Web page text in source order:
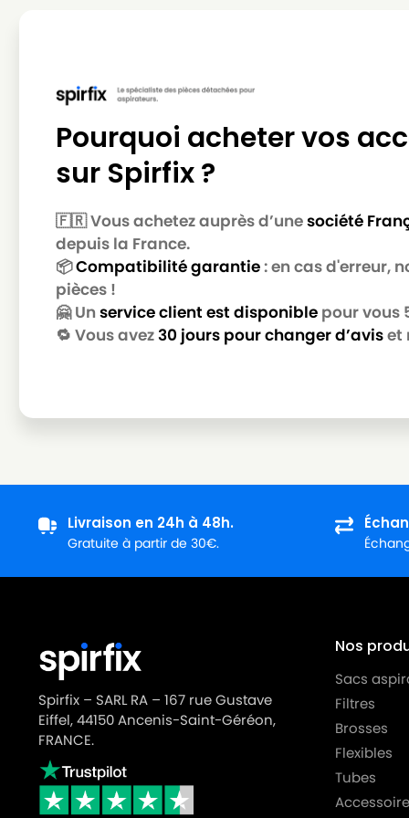
PHILIPS
PHILIPS T (SERIE)
PHILIPS
PHILIPS T 330
PHILIPS
PHILIPS T 560
PHILIPS
PHILIPS
PHILIPS TC (SERIE)
PHILIPS
PHILIPS TC 300 à TC 900
PHILIPS
PHILIPS TC 309
PHILIPS
PHILIPS TC 415
PHILIPS
PHILIPS TC 432
PHILIPS
PHILIPS TC 511
PHILIPS
PHILIPS
PHILIPS TC 612
PHILIPS
PHILIPS TC 622
PHILIPS
Pourquoi acheter vos
sur Spirfix ?
🇫🇷 Vous achetez auprès d’unesociété
depuis la France.
📦Compatibilité garantie: en cas d'erreur,
pièces !
🤗 Un service client est disponible pour vous
🔁 Vous avez30 jours pour changer d’aviset
Livraison en 24h à 48h.
Gratuite à partir de 30€.
Spirfix – SARL RA – 167 rue Gustave
Eiffel, 44150 Ancenis-Saint-Géréon,
FRANCE.
Nos
Sacs
Filtres
Brosses
Flexibles
Tubes